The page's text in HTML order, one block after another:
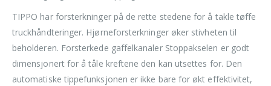
TIPPO har forsterkninger på de rette stedene for å takle tøffe
truckhåndteringer. Hjørneforsterkninger øker stivheten til
beholderen. Forsterkede gaffelkanaler Stoppakselen er godt
dimensjonert for å tåle kreftene den kan utsettes for. Den
automatiske tippefunksjonen er ikke bare for økt effektivitet,